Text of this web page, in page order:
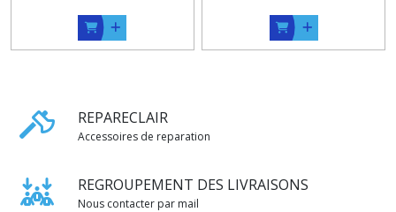
REPARECLAIR
Accessoires de reparation
REGROUPEMENT DES LIVRAISONS
Nous contacter par mail